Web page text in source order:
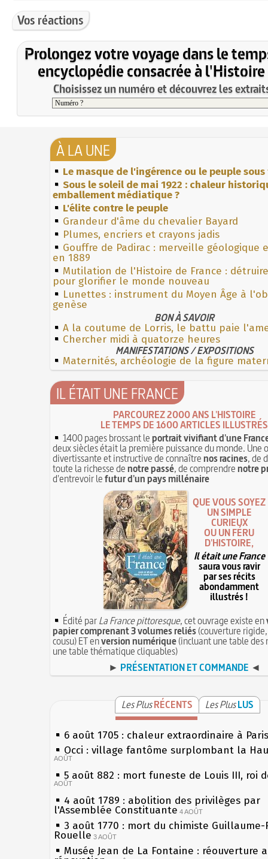
Vos réactions
Prolongez votre voyage dans le
encyclopédie consacrée à l'Histoire
Choisissez un numéro et découvrez les
À LA UNE
Le masque de l'ingérence ou le peuple
Sous le soleil de mai 1922 : chaleur
emballement médiatique ?
L'élite contre le peuple
Grandeur d'âme du chevalier Bayard
Plumes, encriers et crayons jadis
Gouffre de Padirac : merveille géologique
en 1889
Mutilation de l'Histoire de France :
pour glorifier le monde nouveau
Lunettes : instrument du Moyen Âge à
genèse
BON À SAVOIR
A la coutume de Lorris, le battu paie
Chercher midi à quatorze heures
MANIFESTATIONS / EXPOSITIONS
Maternités, archéologie de la figure
IL ÉTAIT UNE FRANCE
PARCOUREZ 2000 ANS L'HISTOIRE
LE TEMPS DE 1600 ARTICLES ILLUSTRÉS
1400 pages brossant leportrait vivifiant d'une
deux siècles était la première puissance du monde. Une
divertissante et instructive de connaîtrenos racines, de
toute la richesse denotre passé, de comprendrenotre
d'entrevoir lefutur d'un pays millénaire
QUE VOUS SOYEZ
UN SIMPLE
CURIEUX
OU UN FÉRU
D'HISTOIRE,
Il était une France
saura vous ravir
par ses récits
abondamment
illustrés !
Édité parLa France pittoresque, cet ouvrage existe en
papier comprenant 3 volumes reliés(couverture
cousu) ET enversion numérique(incluant une table des
une table thématique cliquables)
► PRÉSENTATION ET COMMANDE ◄
Les PlusRÉCENTS Les PlusLUS
6 août 1705 : chaleur extraordinaire à Paris
Occi : village fantôme surplombant la
AOÛT
5 août 882 : mort funeste de Louis III, roi
AOÛT
4 août 1789 : abolition des privilèges par
l'Assemblée Constituante 4 AOÛT
3 août 1770 : mort du chimiste Guillaume-
Rouelle 3 AOÛT
Musée Jean de La Fontaine : réouverture